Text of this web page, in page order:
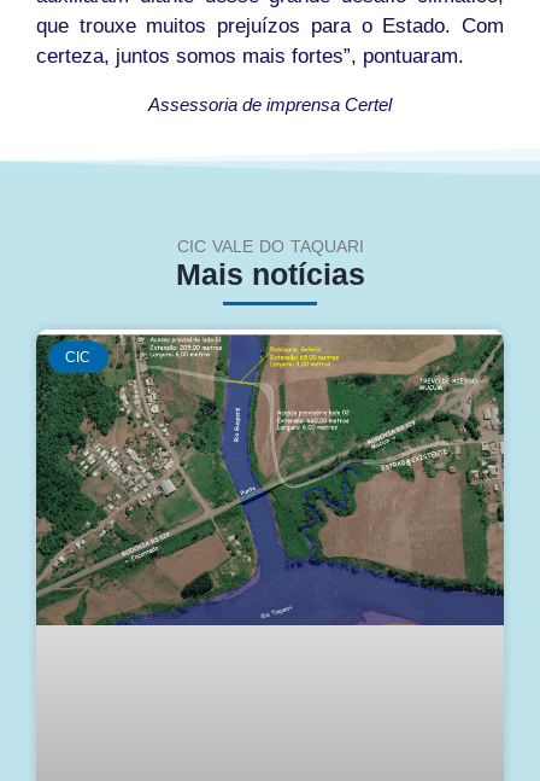
que trouxe muitos prejuízos para o Estado. Com
certeza, juntos somos mais fortes”, pontuaram.
Assessoria de imprensa Certel
CIC VALE DO TAQUARI
Mais notícias
CIC